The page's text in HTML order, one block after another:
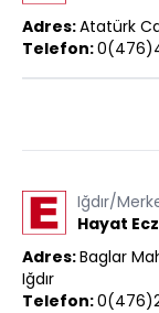
Adres:Atatürk
Telefon:
Iğdır/
Hayat
Adres:Baglar
Iğdır
Telefon: